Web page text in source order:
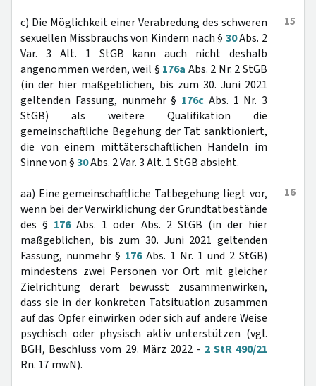
15
c) Die Möglichkeit einer Verabredung des schweren
sexuellen Missbrauchs von Kindern nach § 30Abs. 2
Var. 3 Alt. 1 StGB kann auch nicht deshalb
angenommen werden, weil § 176a Abs. 2 Nr. 2 StGB
(in der hier maßgeblichen, bis zum 30. Juni 2021
geltenden Fassung, nunmehr § 176c Abs. 1 Nr. 3
StGB) als weitere Qualifikation die
gemeinschaftliche Begehung der Tat sanktioniert,
die von einem mittäterschaftlichen Handeln im
Sinne von §30Abs. 2 Var. 3 Alt. 1 StGB absieht.
16
aa) Eine gemeinschaftliche Tatbegehung liegt vor,
wenn bei der Verwirklichung der Grundtatbestände
des § 176Abs. 1 oder Abs. 2 StGB (in der hier
maßgeblichen, bis zum 30. Juni 2021 geltenden
Fassung, nunmehr § 176Abs. 1 Nr. 1 und 2 StGB)
mindestens zwei Personen vor Ort mit gleicher
Zielrichtung derart bewusst zusammenwirken,
dass sie in der konkreten Tatsituation zusammen
auf das Opfer einwirken oder sich auf andere Weise
psychisch oder physisch aktiv unterstützen (vgl.
BGH, Beschluss vom 29. März 2022 - 2 StR 490/21
Rn. 17 mwN).